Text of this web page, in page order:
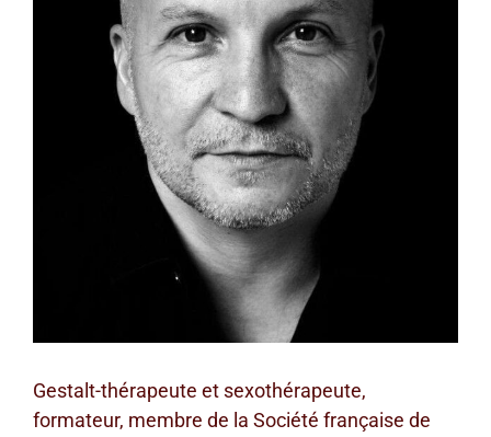
Gestalt-thérapeute et sexothérapeute,
formateur, membre de la Société française de